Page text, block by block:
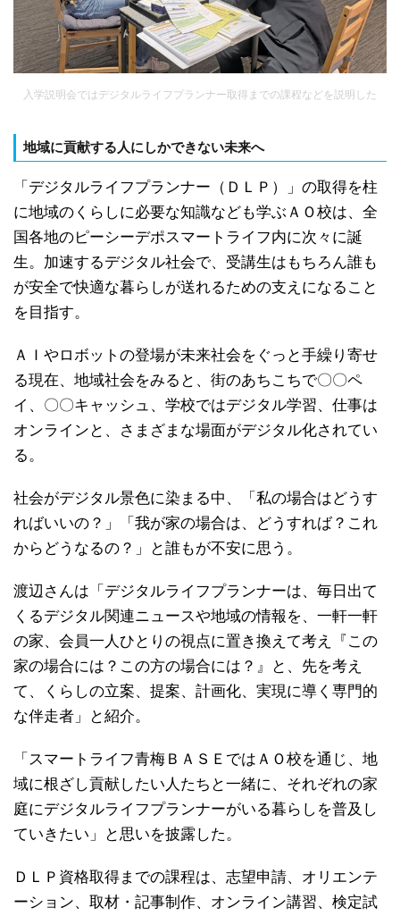
入学説明会ではデジタルライフプランナー取得までの課程などを説明した
地域に貢献する人にしかできない未来へ
「デジタルライフプランナー（ＤＬＰ）」の取得を柱
に地域のくらしに必要な知識なども学ぶＡＯ校は、全
国各地のピーシーデポスマートライフ内に次々に誕
生。加速するデジタル社会で、受講生はもちろん誰も
が安全で快適な暮らしが送れるための支えになること
を目指す。
ＡＩやロボットの登場が未来社会をぐっと手繰り寄せ
る現在、地域社会をみると、街のあちこちで〇〇ペ
イ、〇〇キャッシュ、学校ではデジタル学習、仕事は
オンラインと、さまざまな場面がデジタル化されてい
る。
社会がデジタル景色に染まる中、「私の場合はどうす
ればいいの？」「我が家の場合は、どうすれば？これ
からどうなるの？」と誰もが不安に思う。
渡辺さんは「デジタルライフプランナーは、毎日出て
くるデジタル関連ニュースや地域の情報を、一軒一軒
の家、会員一人ひとりの視点に置き換えて考え『この
家の場合には？この方の場合には？』と、先を考え
て、くらしの立案、提案、計画化、実現に導く専門的
な伴走者」と紹介。
「スマートライフ青梅ＢＡＳＥではＡＯ校を通じ、地
域に根ざし貢献したい人たちと一緒に、それぞれの家
庭にデジタルライフプランナーがいる暮らしを普及し
ていきたい」と思いを披露した。
ＤＬＰ資格取得までの課程は、志望申請、オリエンテ
ーション、取材・記事制作、オンライン講習、検定試